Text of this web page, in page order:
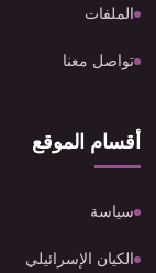
الملفات
تواصل معنا
أقسام الموقع
سياسة
الكيان الإسرائيلي